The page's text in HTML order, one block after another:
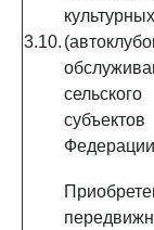
3.10.
Федерации